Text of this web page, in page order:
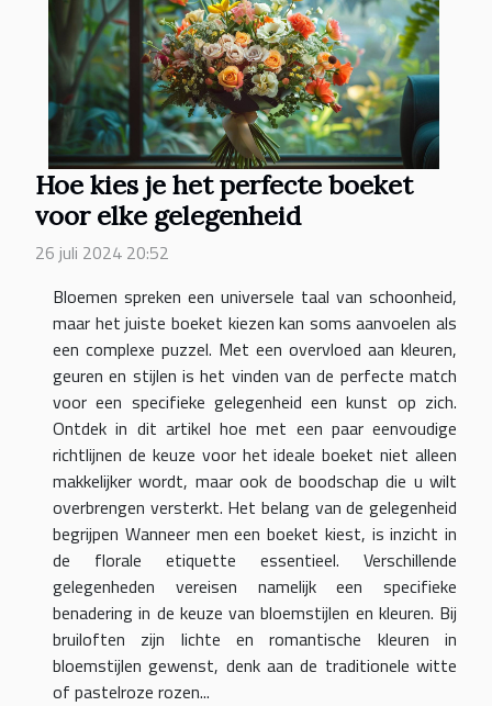
Hoe kies je het perfecte boeket
voor elke gelegenheid
26 juli 2024 20:52
Bloemen spreken een universele taal van schoonheid,
maar het juiste boeket kiezen kan soms aanvoelen als
een complexe puzzel. Met een overvloed aan kleuren,
geuren en stijlen is het vinden van de perfecte match
voor een specifieke gelegenheid een kunst op zich.
Ontdek in dit artikel hoe met een paar eenvoudige
richtlijnen de keuze voor het ideale boeket niet alleen
makkelijker wordt, maar ook de boodschap die u wilt
overbrengen versterkt. Het belang van de gelegenheid
begrijpen Wanneer men een boeket kiest, is inzicht in
de florale etiquette essentieel. Verschillende
gelegenheden vereisen namelijk een specifieke
benadering in de keuze van bloemstijlen en kleuren. Bij
bruiloften zijn lichte en romantische kleuren in
bloemstijlen gewenst, denk aan de traditionele witte
of pastelroze rozen...